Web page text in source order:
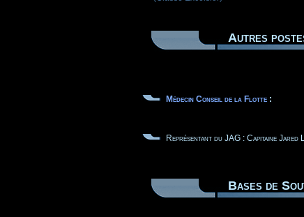
Autres
Médecin Conseil de la Flotte:
Représentant du JAG : Capitaine Jared
Bases de